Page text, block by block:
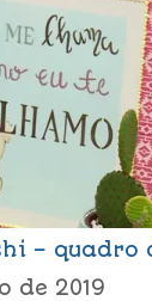
– quadro
de 2019